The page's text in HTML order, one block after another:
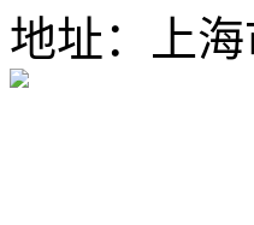
地址：上